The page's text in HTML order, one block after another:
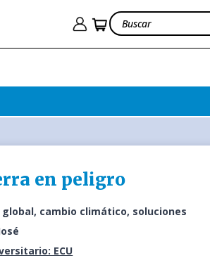
en peligro
cambio climático, soluciones
ECU